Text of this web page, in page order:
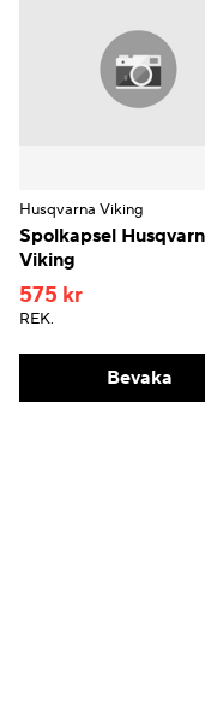
Husqvarna Viking
Spolkapsel
Viking
575 kr
REK.
Bevaka